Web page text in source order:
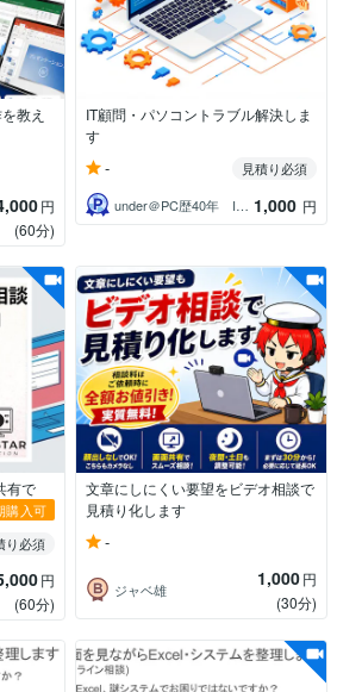
教え
円
(60分)
IT顧問・パソコントラブル解決しま
す
-
見積り必須
under＠PC歴40年 IT・AIプロ
1,000 円
有で
購入可
り必須
円
(60分)
文章にしにくい要望をビデオ相談で
見積り化します
-
ジャベ雄 1,000円
(30分)